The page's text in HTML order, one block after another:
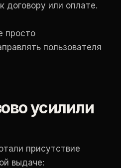
договору или оплате.
просто
пользователя
усилили
присутствие
выдаче: